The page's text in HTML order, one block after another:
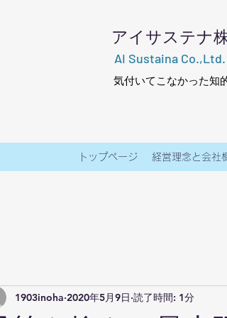
アイサステナ
AI Sustaina Co.,Ltd.
気付いてこなかった知
トップページ 経営理念と会社
1903inoha 2020年5月9日 読了時間: 1分